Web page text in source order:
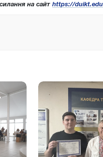
на сайт https://